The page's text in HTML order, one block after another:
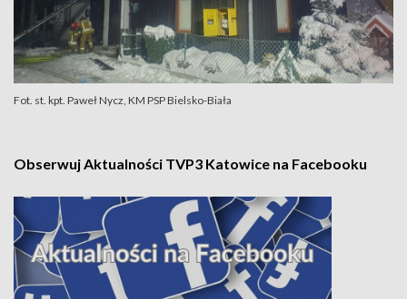
Fot. st. kpt. Paweł Nycz, KM PSP Bielsko-Biała
Obserwuj Aktualności TVP3 Katowice na Facebooku